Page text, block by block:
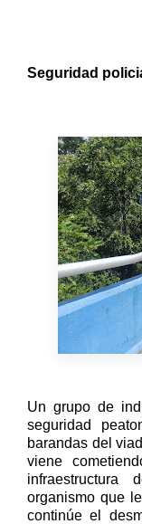
Seguridad
Un grupo de
seguridad
barandas del
viene
organismo que
continúe el